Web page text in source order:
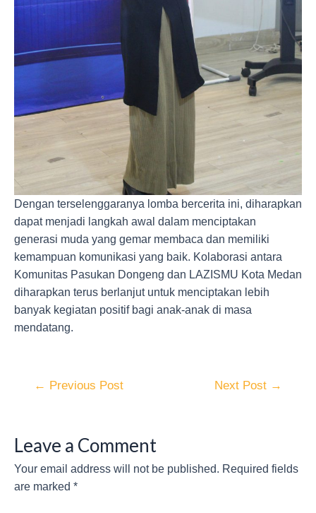
Dengan terselenggaranya lomba bercerita ini, diharapkan
dapat menjadi langkah awal dalam menciptakan
generasi muda yang gemar membaca dan memiliki
kemampuan komunikasi yang baik. Kolaborasi antara
Komunitas Pasukan Dongeng dan LAZISMU Kota Medan
diharapkan terus berlanjut untuk menciptakan lebih
banyak kegiatan positif bagi anak-anak di masa
mendatang.
← Previous Post Next Post →
Leave a Comment
Your email address will not be published. Required fields
are marked *